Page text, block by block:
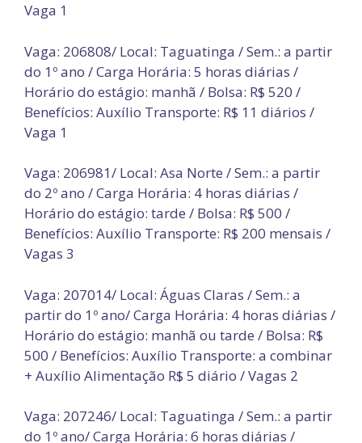
Vaga 1
Vaga: 206808/ Local: Taguatinga / Sem.: a partir
do 1º ano / Carga Horária: 5 horas diárias /
Horário do estágio: manhã / Bolsa: R$ 520 /
Benefícios: Auxílio Transporte: R$ 11 diários /
Vaga 1
Vaga: 206981/ Local: Asa Norte / Sem.: a partir
do 2º ano / Carga Horária: 4 horas diárias /
Horário do estágio: tarde / Bolsa: R$ 500 /
Benefícios: Auxílio Transporte: R$ 200 mensais /
Vagas 3
Vaga: 207014/ Local: Águas Claras / Sem.: a
partir do 1º ano/ Carga Horária: 4 horas diárias /
Horário do estágio: manhã ou tarde / Bolsa: R$
500 / Benefícios: Auxílio Transporte: a combinar
+ Auxílio Alimentação R$ 5 diário / Vagas 2
Vaga: 207246/ Local: Taguatinga / Sem.: a partir
do 1º ano/ Carga Horária: 6 horas diárias /